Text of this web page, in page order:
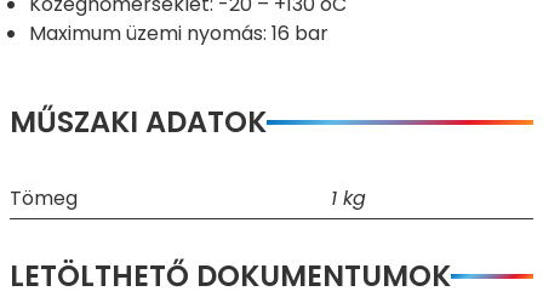
Maximum üzemi nyomás: 16 bar
MŰSZAKI ADATOK
Tömeg 1 kg
LETÖLTHETŐ DOKUMENTUMOK